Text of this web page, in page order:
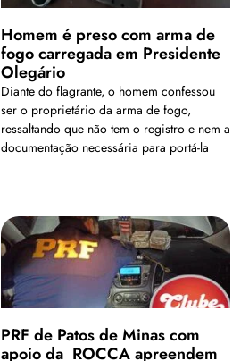
Homem é preso com arma de
fogo carregada em Presidente
Olegário
Diante do flagrante, o homem confessou
ser o proprietário da arma de fogo,
ressaltando que não tem o registro e nem a
documentação necessária para portá-la
PRF de Patos de Minas com
apoio da ROCCA apreendem